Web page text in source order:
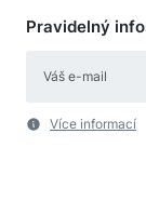
Pravidelný
Více informací